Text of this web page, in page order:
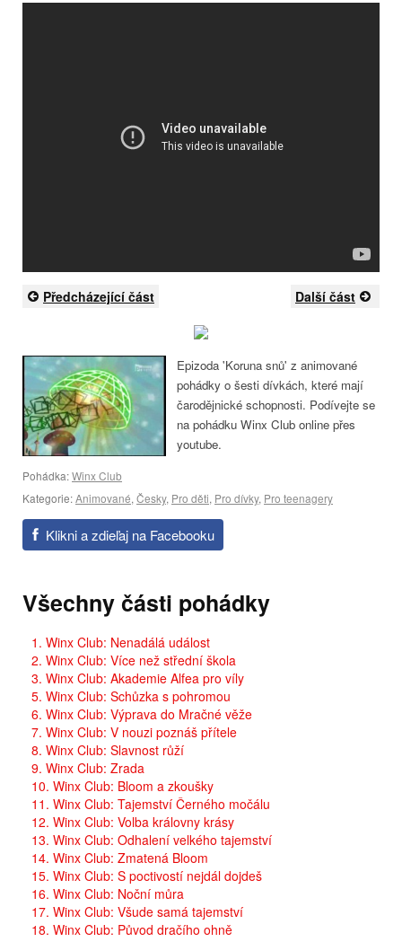
Předcházející část Další část
Epizoda 'Koruna snů' z animované
pohádky o šesti dívkách, které mají
čarodějnické schopnosti. Podívejte se
na pohádku Winx Club online přes
youtube.
Pohádka:Winx Club
Kategorie:Animované, Česky, Pro děti, Pro dívky, Pro teenagery
Klikni a zdieľaj na Facebooku
Všechny části pohádky
1. Winx Club: Nenadálá událost
2. Winx Club: Více než střední škola
3. Winx Club: Akademie Alfea pro víly
5. Winx Club: Schůzka s pohromou
6. Winx Club: Výprava do Mračné věže
7. Winx Club: V nouzi poznáš přítele
8. Winx Club: Slavnost růží
9. Winx Club: Zrada
10. Winx Club: Bloom a zkoušky
11. Winx Club: Tajemství Černého močálu
12. Winx Club: Volba královny krásy
13. Winx Club: Odhalení velkého tajemství
14. Winx Club: Zmatená Bloom
15. Winx Club: S poctivostí nejdál dojdeš
16. Winx Club: Noční můra
17. Winx Club: Všude samá tajemství
18. Winx Club: Původ dračího ohně